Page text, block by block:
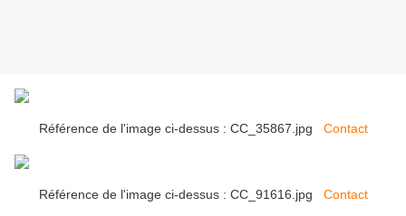
Référence de l'image ci-dessus : CC_35867.jpg Contact
Référence de l'image ci-dessus : CC_91616.jpg Contact